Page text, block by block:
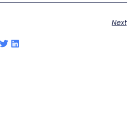
Next